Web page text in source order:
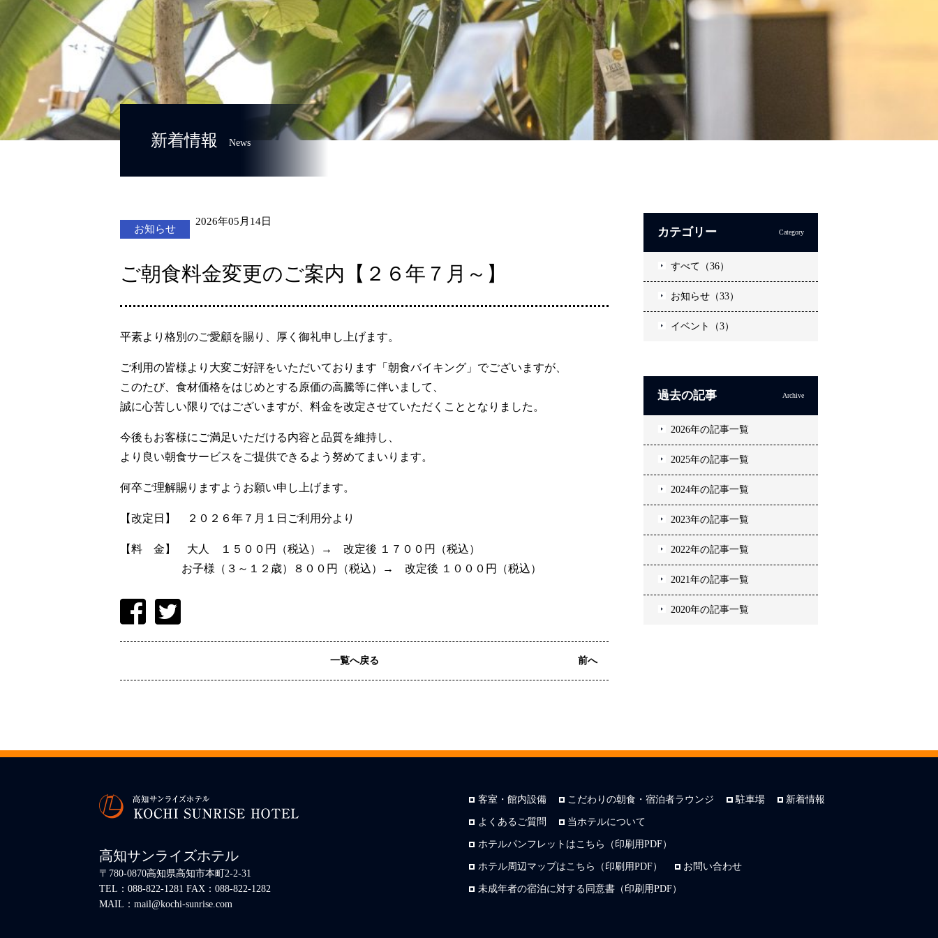
新着情報 News
お知らせ
2026年05月14日
ご朝食料金変更のご案内【２６年７月～】
平素より格別のご愛顧を賜り、厚く御礼申し上げます。
ご利用の皆様より大変ご好評をいただいております「朝食バイキング」でございますが、
このたび、食材価格をはじめとする原価の高騰等に伴いまして、
誠に心苦しい限りではございますが、料金を改定させていただくこととなりました。
今後もお客様にご満足いただける内容と品質を維持し、
より良い朝食サービスをご提供できるよう努めてまいります。
何卒ご理解賜りますようお願い申し上げます。
【改定日】 ２０２６年７月１日ご利用分より
【料 金】 大人 １５００円（税込）→ 改定後 １７００円（税込）
お子様（３～１２歳）８００円（税込）→ 改定後 １０００円（税込）
一覧へ戻る 前へ
カテゴリー Category
すべて（36）
お知らせ（33）
イベント（3）
過去の記事 Archive
2026年の記事一覧
2025年の記事一覧
2024年の記事一覧
2023年の記事一覧
2022年の記事一覧
2021年の記事一覧
2020年の記事一覧
客室・館内設備 こだわりの朝食・宿泊者ラウンジ 駐車場 新着情報
よくあるご質問 当ホテルについて
ホテルパンフレットはこちら（印刷用PDF）
ホテル周辺マップはこちら（印刷用PDF） お問い合わせ
未成年者の宿泊に対する同意書（印刷用PDF）
高知サンライズホテル
〒780-0870高知県高知市本町2-2-31
TEL：088-822-1281 FAX：088-822-1282
MAIL：mail@kochi-sunrise.com